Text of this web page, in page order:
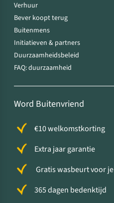
Verhuur
Bever koopt terug
Buitenmens
Initiatieven & partners
Duurzaamheidsbeleid
FAQ: duurzaamheid
Word Buitenvriend
€10 welkomstkorting
Extra jaar garantie
Gratis wasbeurt voor
365 dagen bedenktijd